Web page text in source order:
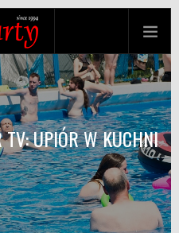
TV: UPIÓR W KUCHNI